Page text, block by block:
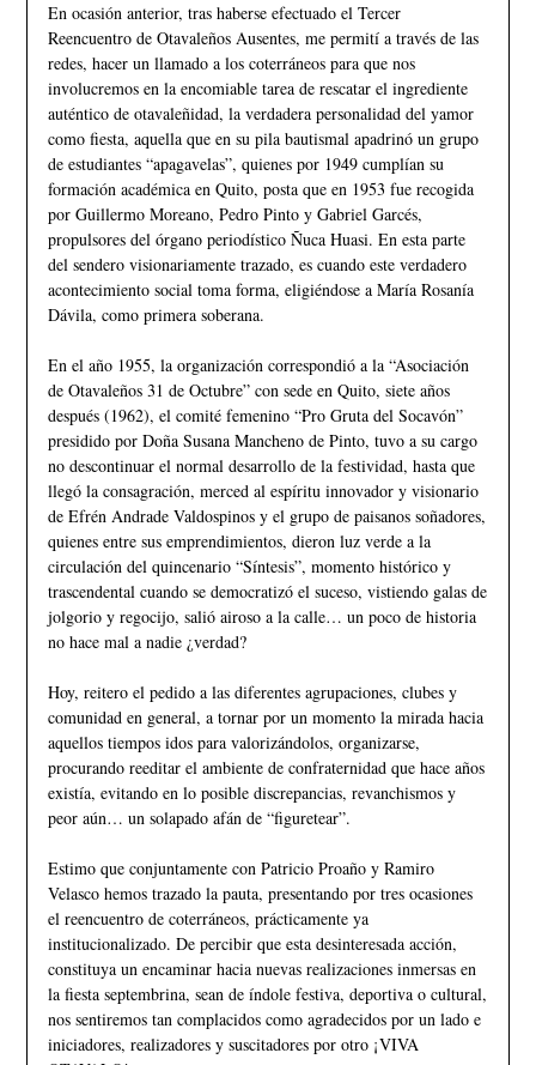
En ocasión anterior, tras haberse efectuado el Tercer
Reencuentro de Otavaleños Ausentes, me permití a través de las
redes, hacer un llamado a los coterráneos para que nos
involucremos en la encomiable tarea de rescatar el ingrediente
auténtico de otavaleñidad, la verdadera personalidad del yamor
como fiesta, aquella que en su pila bautismal apadrinó un grupo
de estudiantes “apagavelas”, quienes por 1949 cumplían su
formación académica en Quito, posta que en 1953 fue recogida
por Guillermo Moreano, Pedro Pinto y Gabriel Garcés,
propulsores del órgano periodístico Ñuca Huasi. En esta parte
del sendero visionariamente trazado, es cuando este verdadero
acontecimiento social toma forma, eligiéndose a María Rosanía
Dávila, como primera soberana.
En el año 1955, la organización correspondió a la “Asociación
de Otavaleños 31 de Octubre” con sede en Quito, siete años
después (1962), el comité femenino “Pro Gruta del Socavón”
presidido por Doña Susana Mancheno de Pinto, tuvo a su cargo
no descontinuar el normal desarrollo de la festividad, hasta que
llegó la consagración, merced al espíritu innovador y visionario
de Efrén Andrade Valdospinos y el grupo de paisanos soñadores,
quienes entre sus emprendimientos, dieron luz verde a la
circulación del quincenario “Síntesis”, momento histórico y
trascendental cuando se democratizó el suceso, vistiendo galas de
jolgorio y regocijo, salió airoso a la calle… un poco de historia
no hace mal a nadie ¿verdad?
Hoy, reitero el pedido a las diferentes agrupaciones, clubes y
comunidad en general, a tornar por un momento la mirada hacia
aquellos tiempos idos para valorizándolos, organizarse,
procurando reeditar el ambiente de confraternidad que hace años
existía, evitando en lo posible discrepancias, revanchismos y
peor aún… un solapado afán de “figuretear”.
Estimo que conjuntamente con Patricio Proaño y Ramiro
Velasco hemos trazado la pauta, presentando por tres ocasiones
el reencuentro de coterráneos, prácticamente ya
institucionalizado. De percibir que esta desinteresada acción,
constituya un encaminar hacia nuevas realizaciones inmersas en
la fiesta septembrina, sean de índole festiva, deportiva o cultural,
nos sentiremos tan complacidos como agradecidos por un lado e
iniciadores, realizadores y suscitadores por otro ¡VIVA